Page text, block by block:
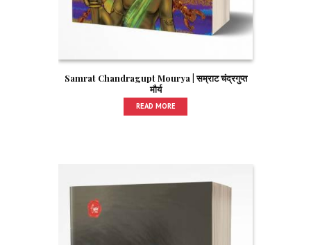
Samrat Chandragupt Mourya | सम्राट चंद्रगुप्त
मौर्य
READ MORE